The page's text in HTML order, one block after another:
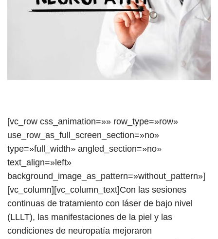
[vc_row css_animation=»» row_type=»row»
use_row_as_full_screen_section=»no»
type=»full_width» angled_section=»no»
text_align=»left»
background_image_as_pattern=»without_pattern»]
[vc_column][vc_column_text]Con las sesiones
continuas de tratamiento con láser de bajo nivel
(LLLT), las manifestaciones de la piel y las
condiciones de neuropatía mejoraron